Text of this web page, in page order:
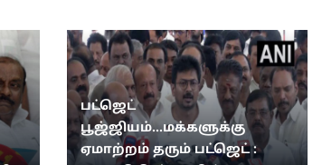
பட்ஜெட்
பூஜ்ஜியம்...மக்களுக்கு
ஏமாற்றம் தரும் பட்ஜெட் :